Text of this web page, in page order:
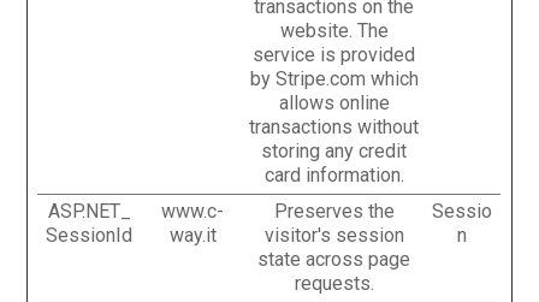
transactions on the
website. The
service is provided
by Stripe.com which
allows online
transactions without
storing any credit
card information.
ASP.NET_
SessionId
www.c-
way.it
Preserves the
visitor's session
state across page
requests.
Sessio
n